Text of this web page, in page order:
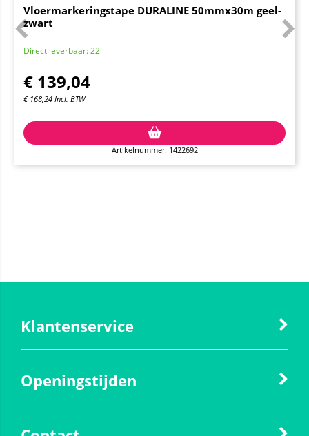
Vloermarkeringstape DURALINE 50mmx30m geel-
zwart
Direct leverbaar: 22
€ 139,04
€ 168,24 Incl. BTW
Artikelnummer: 1422692
Klantenservice
Openingstijden